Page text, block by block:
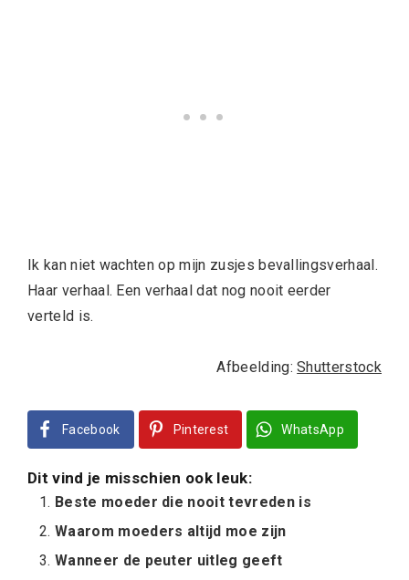
Ik kan niet wachten op mijn zusjes bevallingsverhaal.
Haar verhaal. Een verhaal dat nog nooit eerder
verteld is.
Afbeelding:Shutterstock
Facebook Pinterest WhatsApp
Dit vind je misschien ook leuk:
Beste moeder die nooit tevreden is
Waarom moeders altijd moe zijn
Wanneer de peuter uitleg geeft